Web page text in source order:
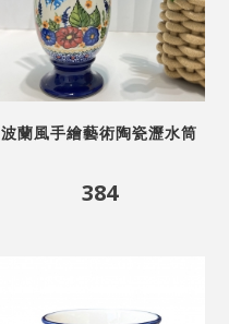
波蘭風手繪藝術陶瓷瀝水筒
384